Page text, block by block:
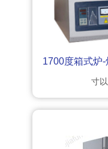
1700度箱式炉
寸